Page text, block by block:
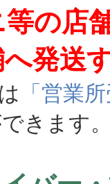
の店
発送
「営業
きます